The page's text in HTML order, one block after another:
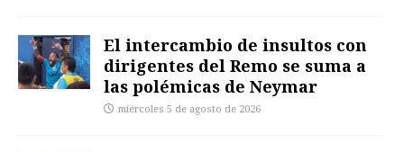
El intercambio de insultos con
dirigentes del Remo se suma a
las polémicas de Neymar
miércoles 5 de agosto de 2026